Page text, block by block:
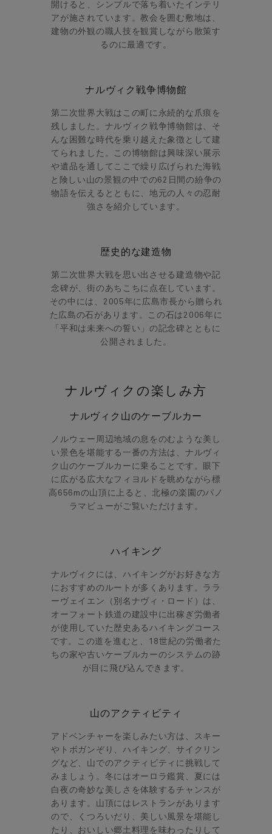
開けると、シンプルで落ち着いたインテリ
アが施されています。教会を囲む敷地は、
建物の外観の職人技を観賞しながら散策す
るのに最適です。
ナルヴィク戦争博物館
第二次世界大戦はこの町に永続的な爪痕を
残しました。ナルヴィク戦争博物館は、そ
んな困難な時代を乗り越えた象徴として建
てられました。この博物館は興味深い展示
や遺品を通してここで繰り広げられた海戦
と険しい山の景観の中での62日間の紛争の
物語を伝えるとともに、地元の人々の忍耐
強さを紹介しています。
歴史的な建造物
第二次世界大戦を思い出させる建造物や記
念碑が、街のあちこちに点在しています。
その中には、2005年に広島市長から贈られ
た広島の石があります。この石は2006年に
「平和は未来への誓い」の記念碑とともに
公開されました。
ナルヴィクの楽しみ方
ナルヴィク山のケーブルカー
ノルウェー周辺地域の息をのむような美し
い景色を堪能する一番の方法は、ナルヴィ
ク山のケーブルカーに乗ることです。眼下
に広がる広大なフィヨルドを眺めながら標
高656mの山頂に上ると、北極の楽園のパノ
ラマビューがご覧いただけます。
ハイキング
ナルヴィクには、ハイキングがお好きな方
におすすめのルートが多くあります。ララ
ーヴェイエン（別名ナヴィ・ロード）は、
オーフォート鉄道の建設中に出稼ぎ労働者
が使用していた歴史あるハイキングコース
です。この道を進むと、18世紀の労働者た
ちの家や古いケーブルカーのシステムの跡
が目に飛び込んできます。
山のアクティビティ
アドベンチャーを楽しみたい方は、スキー
やトボガンぞり、ハイキング、サイクリン
グなど、山でのアクティビティに挑戦して
みましょう。冬にはオーロラ鑑賞、夏には
白夜の奇妙な美しさを体験するチャンスが
あります。山頂にはレストランがあります
ので、くつろいだり、美しい風景を堪能し
たり、おいしい郷土料理を味わったりして